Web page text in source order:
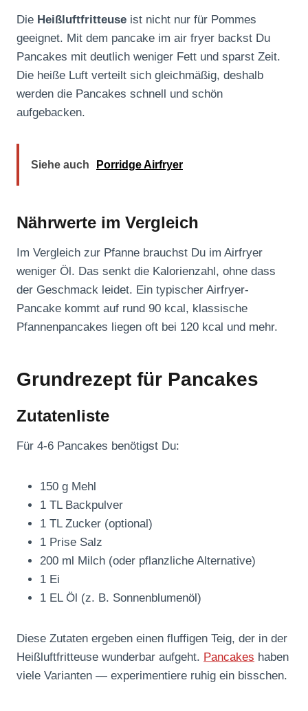
Die Heißluftfritteuse ist nicht nur für Pommes
geeignet. Mit dem pancake im air fryer backst Du
Pancakes mit deutlich weniger Fett und sparst Zeit.
Die heiße Luft verteilt sich gleichmäßig, deshalb
werden die Pancakes schnell und schön
aufgebacken.
Siehe auch Porridge Airfryer
Nährwerte im Vergleich
Im Vergleich zur Pfanne brauchst Du im Airfryer
weniger Öl. Das senkt die Kalorienzahl, ohne dass
der Geschmack leidet. Ein typischer Airfryer-
Pancake kommt auf rund 90 kcal, klassische
Pfannenpancakes liegen oft bei 120 kcal und mehr.
Grundrezept für Pancakes
Zutatenliste
Für 4-6 Pancakes benötigst Du:
150 g Mehl
1 TL Backpulver
1 TL Zucker (optional)
1 Prise Salz
200 ml Milch (oder pflanzliche Alternative)
1 Ei
1 EL Öl (z. B. Sonnenblumenöl)
Diese Zutaten ergeben einen fluffigen Teig, der in der
Heißluftfritteuse wunderbar aufgeht. Pancakes haben
viele Varianten — experimentiere ruhig ein bisschen.